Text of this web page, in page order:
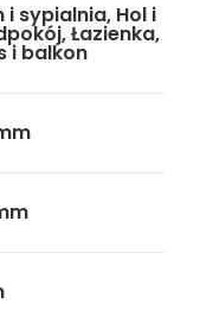
i sypialnia, Hol i
Łazienka,
i balkon